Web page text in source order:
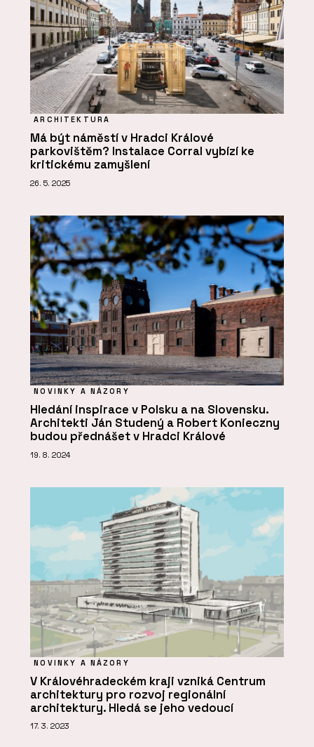
ARCHITEKTURA
Má být náměstí v Hradci Králové
parkovištěm? Instalace Corral vybízí ke
kritickému zamyšlení
26. 5. 2025
NOVINKY A NÁZORY
Hledání inspirace v Polsku a na Slovensku.
Architekti Ján Studený a Robert Konieczny
budou přednášet v Hradci Králové
19. 8. 2024
NOVINKY A NÁZORY
V Královéhradeckém kraji vzniká Centrum
architektury pro rozvoj regionální
architektury. Hledá se jeho vedoucí
17. 3. 2023